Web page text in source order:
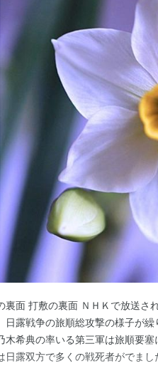
裏面 打敷の裏面 ＮＨＫで放送さ
日露戦争の旅順総攻撃の様子が
木希典の率いる第三軍は旅順要
日露双方で多くの戦死者がでま